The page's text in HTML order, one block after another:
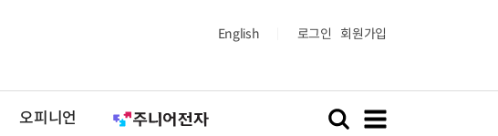
English 로그인 회원가입
오피니언